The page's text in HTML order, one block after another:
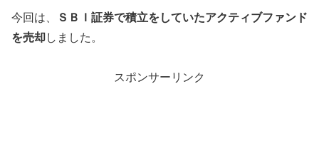
今回は、
ＳＢＩ証券で積立をしていたアクティブファンド
を売却しました。
スポンサーリンク